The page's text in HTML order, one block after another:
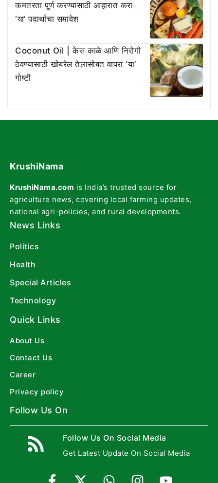
कमतरता पूर्ण करण्यासाठी आहारात करा
‘या’ पदार्थांचा समावेश
Coconut Oil | केस काळे आणि निरोगी
ठेवण्यासाठी खोबरेल तेलासोबत वापरा ‘या’
गोष्टी
KrushiNama
KrushiNama.com is India’s trusted source for
agriculture news, covering local farming updates,
national agri-policies, and rural developments.
News Links
Politics
Health
Special Articles
Technology
Quick Links
About Us
Contact Us
Career
Privacy policy
Follow Us On
Follow Us On Social Media
Get Latest Update On Social Media